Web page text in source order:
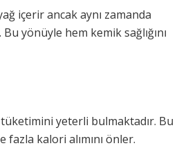
içerir ancak aynı zamanda
yönüyle hem kemik sağlığını
yeterli bulmaktadır. Bu
kalori alımını önler.